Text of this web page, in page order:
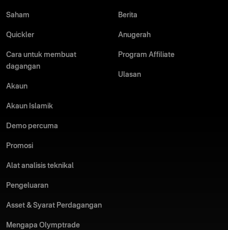
Sepanjang dekad yang lalu. Olymptrade secara konsisten
Akses kepada analisis pasaran masa nyata, alat carta
ke pasaran.
Selepas berkembang selama satu dekad, Olymptrade kekal
pendidikan peringkat tinggi dan alatan inovatif kepada
bahawa ia mengambil berat untuk membantu pedagang
dalam pertumbuhan dan pembelajaran mereka.
Saham
Quickler
Cara untuk membuat
dagangan
Akaun
Akaun Islamik
Demo percuma
Promosi
Alat analisis teknikal
Pengeluaran
Asset & Syarat Perdagangan
Mengapa Olymptrade
Berita
Anugerah
Program Affiliate
Ulasan